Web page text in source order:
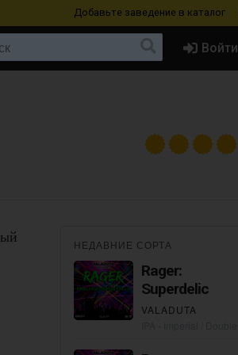
Добавьте заведение в каталог
Войти
НЕДАВНИЕ СОРТА
Rager:
Superdelic
VALADUTA